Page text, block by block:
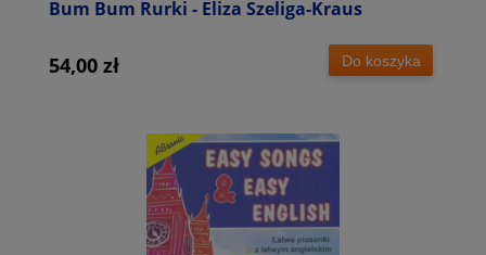
Bum Bum Rurki - Eliza Szeliga-Kraus
54,00 zł Do koszyka